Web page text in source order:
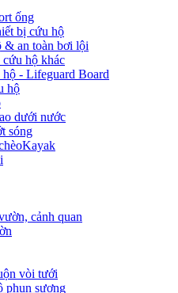
ống
bị cứu hộ
& an toàn bơi lội
hộ khác
- Lifeguard Board
hộ
dưới nước
sóng
cảnh quan
vòi tưới
phun sương